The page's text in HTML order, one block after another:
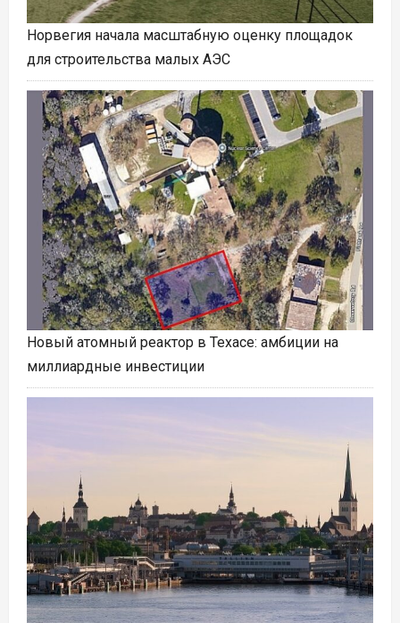
Норвегия начала масштабную оценку площадок
для строительства малых АЭС
Новый атомный реактор в Техасе: амбиции на
миллиардные инвестиции